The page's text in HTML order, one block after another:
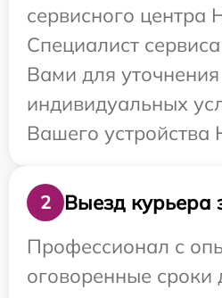
сервисного центра
Специалист
Вами для уточнения
индивидуальных
Вашего устройства
2
Выезд курьера
Профессионал с
оговоренные сроки